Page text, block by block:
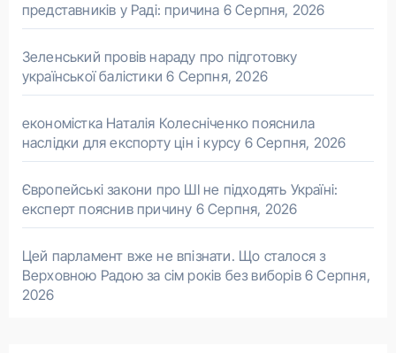
представників у Раді: причина 6 Серпня, 2026
Зеленський провів нараду про підготовку
української балістики 6 Серпня, 2026
економістка Наталія Колесніченко пояснила
наслідки для експорту цін і курсу 6 Серпня, 2026
Європейські закони про ШІ не підходять Україні:
експерт пояснив причину 6 Серпня, 2026
Цей парламент вже не впізнати. Що сталося з
Верховною Радою за сім років без виборів 6 Серпня,
2026